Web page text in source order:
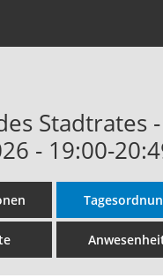
Stadtrates -
- 19:00-